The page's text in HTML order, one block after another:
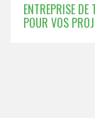
ENTREPRISE DE
POUR VOS